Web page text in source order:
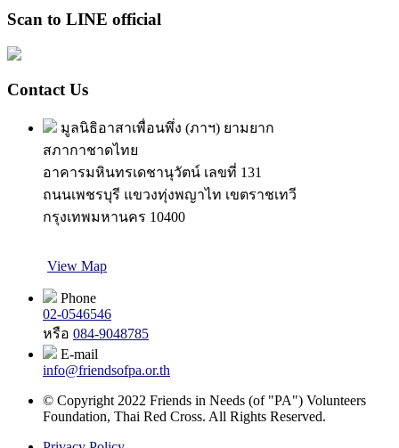
Scan to LINE official
Contact Us
มูลนิธิอาสาเพื่อนพึ่ง (ภาฯ) ยามยาก
สภากาชาดไทย
อาคารมหินทรเดชานุวัตน์ เลขที่ 131
ถนนเพชรบุรี แขวงทุ่งพญาไท เขตราชเทวี
กรุงเทพมหานคร 10400
View Map
Phone
02-0546546
หรือ 084-9048785
E-mail
info@friendsofpa.or.th
© Copyright 2022 Friends in Needs (of "PA") Volunteers
Foundation, Thai Red Cross. All Rights Reserved.